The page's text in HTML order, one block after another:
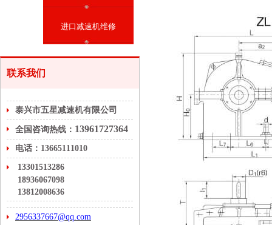
进口减速机维修
联系我们
泰兴市五星减速机有限公司
全国咨询热线： 13961727364
电话：13665111010
13301513286
18936067098
13812008636
2956337667@qq.com